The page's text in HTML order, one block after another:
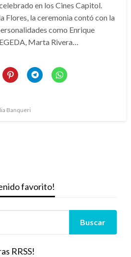
en los Cines Capitol.
Flores, la ceremonia contó con la
como Enrique
Marta Rivera…
Banqueri
favorito!
RRSS!